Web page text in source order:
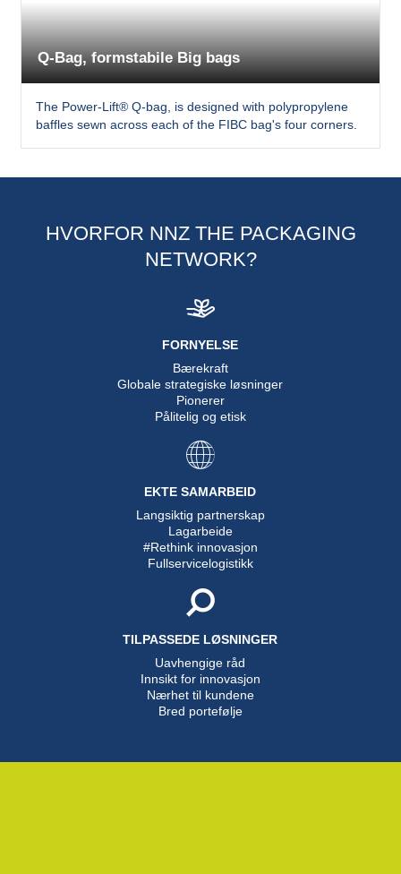
Q-Bag, formstabile Big bags
The Power-Lift® Q-bag, is designed with polypropylene
baffles sewn across each of the FIBC bag's four corners.
HVORFOR NNZ THE PACKAGING
NETWORK?
FORNYELSE
Bærekraft
Globale strategiske løsninger
Pionerer
Pålitelig og etisk
EKTE SAMARBEID
Langsiktig partnerskap
Lagarbeide
#Rethink innovasjon
Fullservicelogistikk
TILPASSEDE LØSNINGER
Uavhengige råd
Innsikt for innovasjon
Nærhet til kundene
Bred portefølje